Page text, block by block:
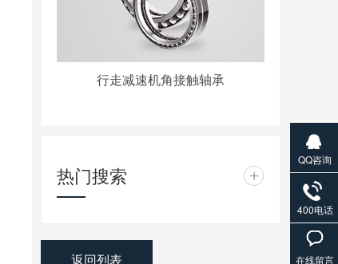
行走减速机角接触轴承
热门搜索 +
返回列表
QQ咨询
400电话
在线留言